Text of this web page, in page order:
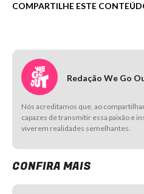
COMPARTILHE ESTE
Redação We Go
Nós acreditamos que, ao
capazes de transmitir essa paixão e
viverem realidades semelhantes.
CONFIRA MAIS